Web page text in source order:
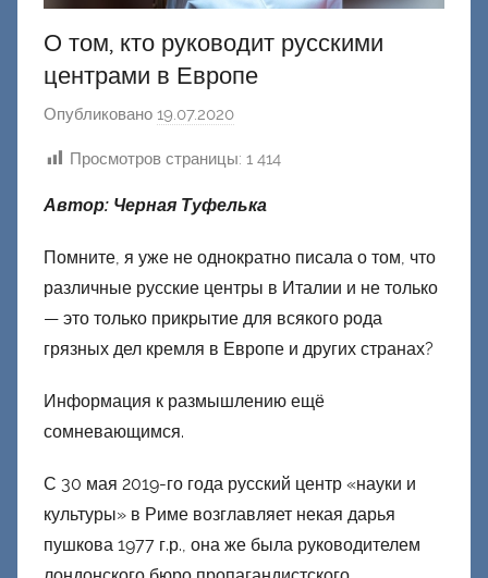
О том, кто руководит русскими
центрами в Европе
Опубликовано 19.07.2020
т
о
о
м
Ф
а
и
о
н
е
ц
Просмотров страницы: 1 414
Автор: Черная Туфелька
Помните, я уже не однократно писала о том, что
различные русские центры в Италии и не только
— это только прикрытие для всякого рода
грязных дел кремля в Европе и других странах?
Информация к размышлению ещё
сомневающимся.
С 30 мая 2019-го года русский центр «науки и
культуры» в Риме возглавляет некая дарья
пушкова 1977 г.р., она же была руководителем